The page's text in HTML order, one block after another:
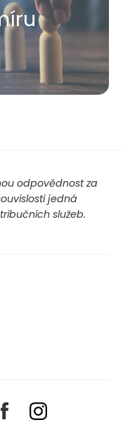
odpovědnost za
jedná
služeb.
FacebookInstagram